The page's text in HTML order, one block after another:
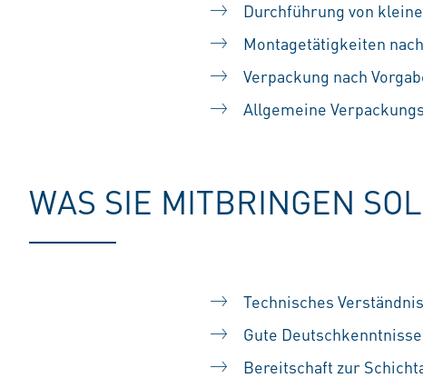
Durchführung von
Montagetätigkeiten
Verpackung nach
Allgemeine
WAS SIE MITBRINGEN
Technisches Verständnis
Gute
Bereitschaft zur